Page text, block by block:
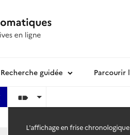
Recherche guidée Parcourir
L'affichage en frise